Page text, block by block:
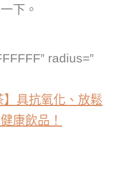
下。
radius=”
】具抗氧化、放鬆
康飲品！